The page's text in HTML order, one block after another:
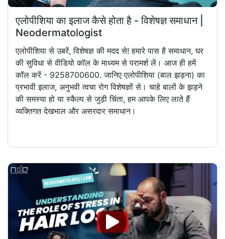
एलोपीशिया का इलाज कैसे होता है - विशेषज्ञ समाधान |
Neodermatologist
एलोपीशिया से उबरें, विशेषज्ञ की मदद से! हमारे पास है समाधान, घर
की सुविधा से वीडियो कॉल के माध्यम से परामर्श लें। आज ही हमें
कॉल करें - 9258700600. जानिए एलोपीशिया (बाल झड़ना) का
प्रभावी इलाज, अनुभवी त्वचा रोग विशेषज्ञों से। चाहे बालों के झड़ने
की समस्या हो या स्कैल्प से जुड़ी चिंता, हम आपके लिए लाते हैं
व्यक्तिगत देखभाल और असरदार समाधान।